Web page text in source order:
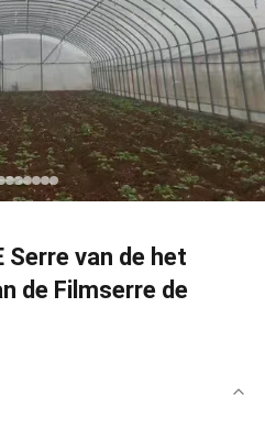
Serre van de het
de Filmserre de